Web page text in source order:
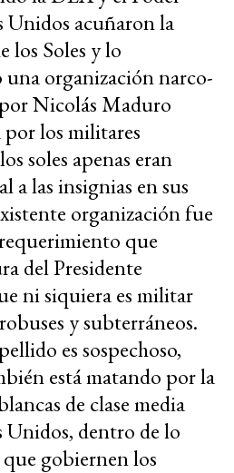
Unidos acuñaron la
los Soles y lo
organización narco-
Nicolás Maduro
los militares
soles apenas eran
a las insignias en sus
organización fue
que
del Presidente
ni siquiera es militar
y subterráneos.
es sospechoso,
está matando por la
de clase media
Unidos, dentro de lo
gobiernen los